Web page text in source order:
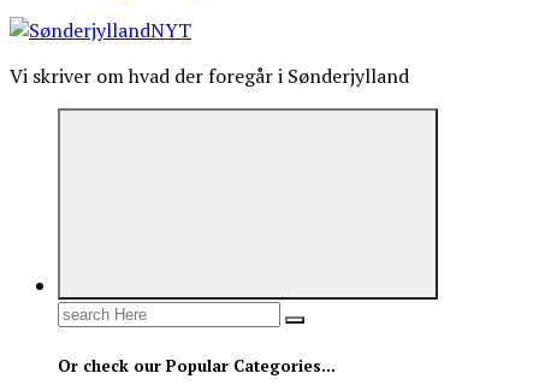
Vi skriver om hvad der foregår i Sønderjylland
Search
Or check our Popular Categories...